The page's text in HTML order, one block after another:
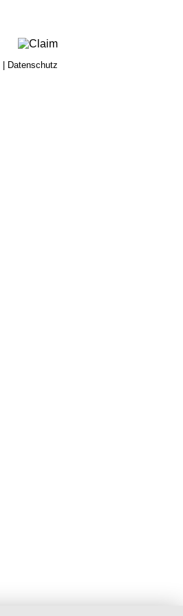
Datenschutz